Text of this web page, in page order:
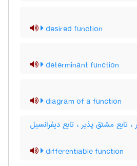
desired function
determinant function
diagram of a function
، تابع مشتق پذیر ، تابع دیفرانسیل
differentiable function